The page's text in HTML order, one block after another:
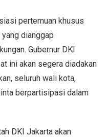
pertemuan khusus
dianggap
Gubernur DKI
ini akan segera diadakan
seluruh wali kota,
berpartisipasi dalam
DKI Jakarta akan